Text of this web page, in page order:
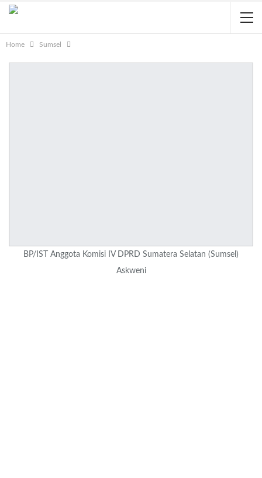
Home Sumsel
BP/IST Anggota Komisi IV DPRD Sumatera Selatan (Sumsel)
Askweni